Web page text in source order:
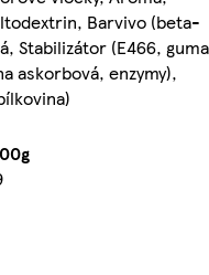
Barvivo (beta-
Stabilizátor (E466, guma
askorbová, enzymy),